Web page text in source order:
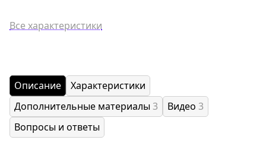
Все характеристики
Описание
Характеристики
Дополнительные материалы3 Видео 3
Вопросы и ответы